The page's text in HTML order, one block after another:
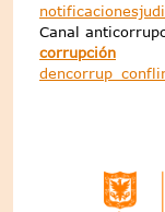
Canal
corrupción